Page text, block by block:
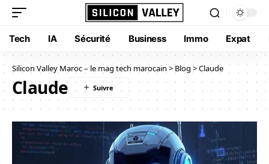
Tech IA Sécurité Business Immo Expat
Silicon Valley Maroc – le mag tech marocain>Blog >Claude
Claude